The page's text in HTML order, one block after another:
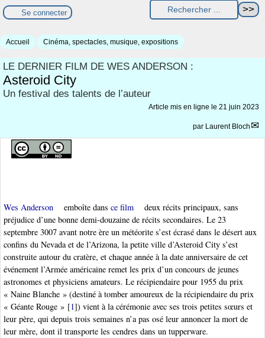
Se connecter
Accueil Cinéma, spectacles, musique, expositions
LE DERNIER FILM DE WES ANDERSON :
Asteroid City
Un festival des talents de l’auteur
Article mis en ligne le 21 juin 2023
par Laurent Bloch
Wes Anderson emboîte dans ce film
deux récits principaux, sans
préjudice d’une bonne demi-douzaine de récits secondaires. Le 23
septembre 3007 avant notre ère un météorite s’est écrasé dans le désert aux
confins du Nevada et de l’Arizona, la petite ville d’Asteroid City s’est
construite autour du cratère, et chaque année à la date anniversaire de cet
événement l’Armée américaine remet les prix d’un concours de jeunes
astronomes et physiciens amateurs. Le récipiendaire pour 1955 du prix
« Naine Blanche » (destiné à tomber amoureux de la récipiendaire du prix
« Géante Rouge » [1]) vient à la cérémonie avec ses trois petites sœurs et
leur père, qui depuis trois semaines n’a pas osé leur annoncer la mort de
leur mère, dont il transporte les cendres dans un tupperware.